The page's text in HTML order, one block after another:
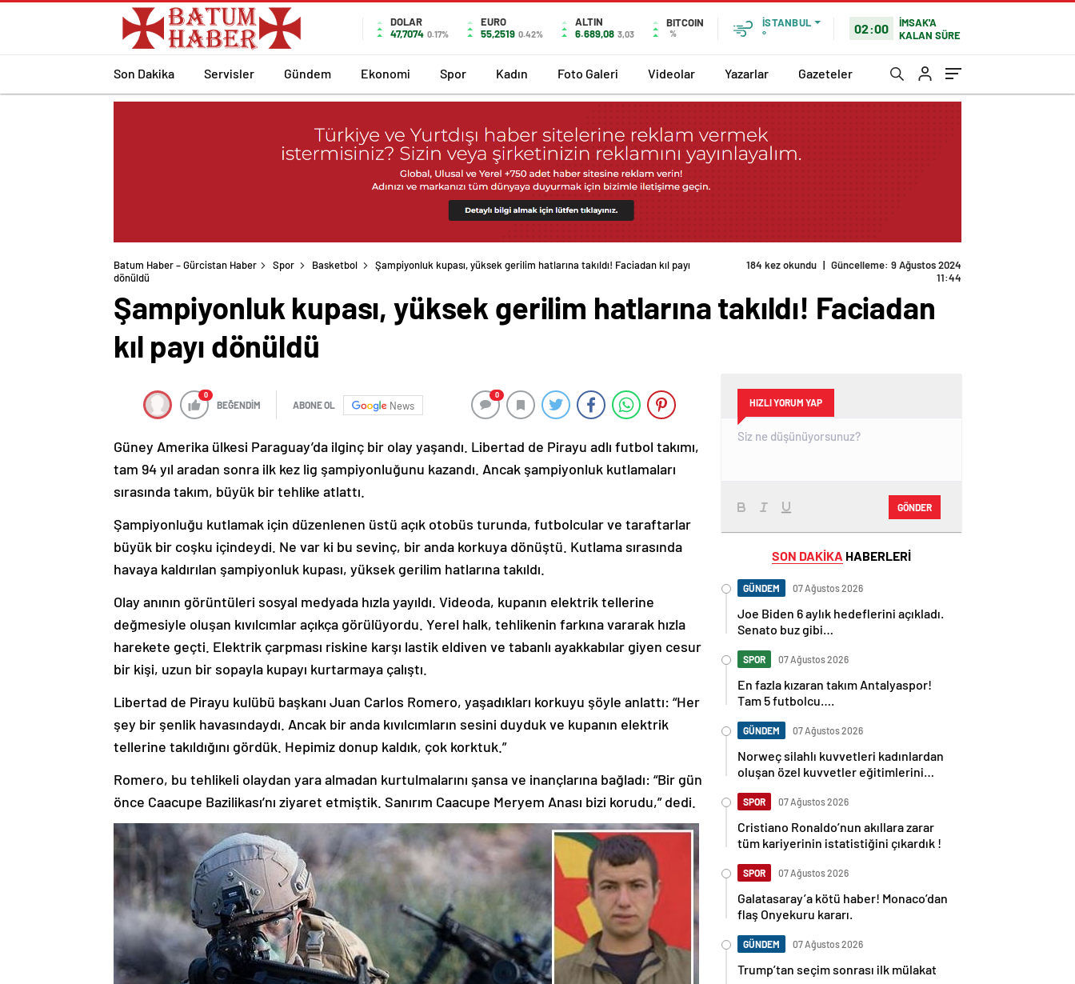
DOLAR
47,7074 0.17%
EURO
55,2519 0.42%
ALTIN
6.689,08 3,03
BITCOIN
%
İSTANBUL
°
02:00
İMSAK'A
KALAN SÜRE
Son Dakika Servisler Gündem Ekonomi Spor Kadın Foto Galeri Videolar Yazarlar Gazeteler
Batum Haber – Gürcistan Haber Spor Basketbol
Şampiyonluk kupası, yüksek gerilim hatlarına takıldı! Faciadan kıl payı
dönüldü
184 kez okundu | Güncelleme: 9 Ağustos 2024
11:44
Şampiyonluk kupası, yüksek gerilim hatlarına takıldı! Faciadan
kıl payı dönüldü
0
BEĞENDİM ABONE OL News
0
Güney Amerika ülkesi Paraguay’da ilginç bir olay yaşandı. Libertad de Pirayu adlı futbol takımı,
tam 94 yıl aradan sonra ilk kez lig şampiyonluğunu kazandı. Ancak şampiyonluk kutlamaları
sırasında takım, büyük bir tehlike atlattı.
Şampiyonluğu kutlamak için düzenlenen üstü açık otobüs turunda, futbolcular ve taraftarlar
büyük bir coşku içindeydi. Ne var ki bu sevinç, bir anda korkuya dönüştü. Kutlama sırasında
havaya kaldırılan şampiyonluk kupası, yüksek gerilim hatlarına takıldı.
Olay anının görüntüleri sosyal medyada hızla yayıldı. Videoda, kupanın elektrik tellerine
değmesiyle oluşan kıvılcımlar açıkça görülüyordu. Yerel halk, tehlikenin farkına vararak hızla
harekete geçti. Elektrik çarpması riskine karşı lastik eldiven ve tabanlı ayakkabılar giyen cesur
bir kişi, uzun bir sopayla kupayı kurtarmaya çalıştı.
Libertad de Pirayu kulübü başkanı Juan Carlos Romero, yaşadıkları korkuyu şöyle anlattı: “Her
şey bir şenlik havasındaydı. Ancak bir anda kıvılcımların sesini duyduk ve kupanın elektrik
tellerine takıldığını gördük. Hepimiz donup kaldık, çok korktuk.”
Romero, bu tehlikeli olaydan yara almadan kurtulmalarını şansa ve inançlarına bağladı: “Bir gün
önce Caacupe Bazilikası’nı ziyaret etmiştik. Sanırım Caacupe Meryem Anası bizi korudu,” dedi.
HIZLI YORUM YAP
GÖNDER
SON DAKİKA HABERLERİ
GÜNDEM 07 Ağustos 2026
Joe Biden 6 aylık hedeflerini açıkladı.
Senato buz gibi…
SPOR 07 Ağustos 2026
En fazla kızaran takım Antalyaspor!
Tam 5 futbolcu….
GÜNDEM 07 Ağustos 2026
Norweç silahlı kuvvetleri kadınlardan
oluşan özel kuvvetler eğitimlerini
SPOR 07 Ağustos 2026
Cristiano Ronaldo’nun akıllara zarar
tüm kariyerinin istatistiğini çıkardık !
SPOR 07 Ağustos 2026
Galatasaray’a kötü haber! Monaco’dan
flaş Onyekuru kararı.
GÜNDEM 07 Ağustos 2026
Trump’tan seçim sonrası ilk mülakat